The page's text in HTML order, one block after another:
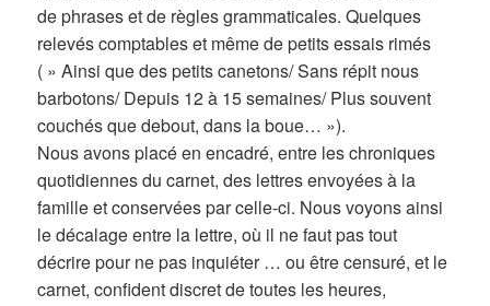
de phrases et de règles grammaticales. Quelques
relevés comptables et même de petits essais rimés
( » Ainsi que des petits canetons/ Sans répit nous
barbotons/ Depuis 12 à 15 semaines/ Plus souvent
couchés que debout, dans la boue… »).
Nous avons placé en encadré, entre les chroniques
quotidiennes du carnet, des lettres envoyées à la
famille et conservées par celle-ci. Nous voyons ainsi
le décalage entre la lettre, où il ne faut pas tout
décrire pour ne pas inquiéter … ou être censuré, et le
carnet, confident discret de toutes les heures,